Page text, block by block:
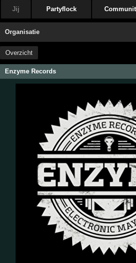
Jij Partyflock
Organisatie
Overzicht
Enzyme Records